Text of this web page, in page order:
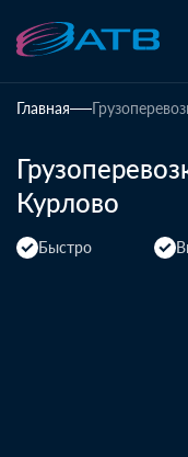
Главная
Курлово
Быстро